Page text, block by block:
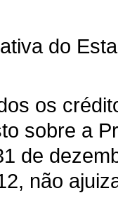
do
os
sobre a
de
não